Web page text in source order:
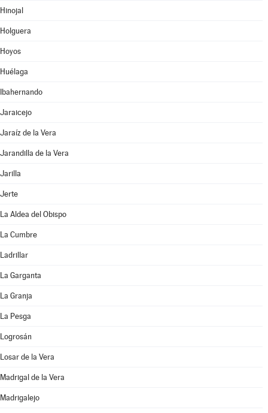
Hinojal
Holguera
Hoyos
Huélaga
Ibahernando
Jaraicejo
Jaraíz de la Vera
Jarandilla de la Vera
Jarilla
Jerte
La Aldea del Obispo
La Cumbre
Ladrillar
La Garganta
La Granja
La Pesga
Logrosán
Losar de la Vera
Madrigal de la Vera
Madrigalejo